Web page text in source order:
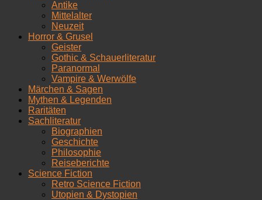
Antike
Mittelalter
Neuzeit
Horror & Grusel
Geister
Gothic & Schauerliteratur
Paranormal
Vampire & Werwölfe
Märchen & Sagen
Mythen & Legenden
Raritäten
Sachliteratur
Biographien
Geschichte
Philosophie
Reiseberichte
Science Fiction
Retro Science Fiction
Utopien & Dystopien